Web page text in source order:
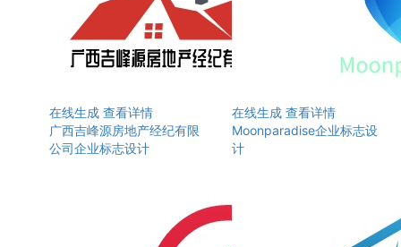
在线生成 查看详情
广西吉峰源房地产经纪有限
公司企业标志设计
在线生成 查看详情
Moonparadise企业标志设
计